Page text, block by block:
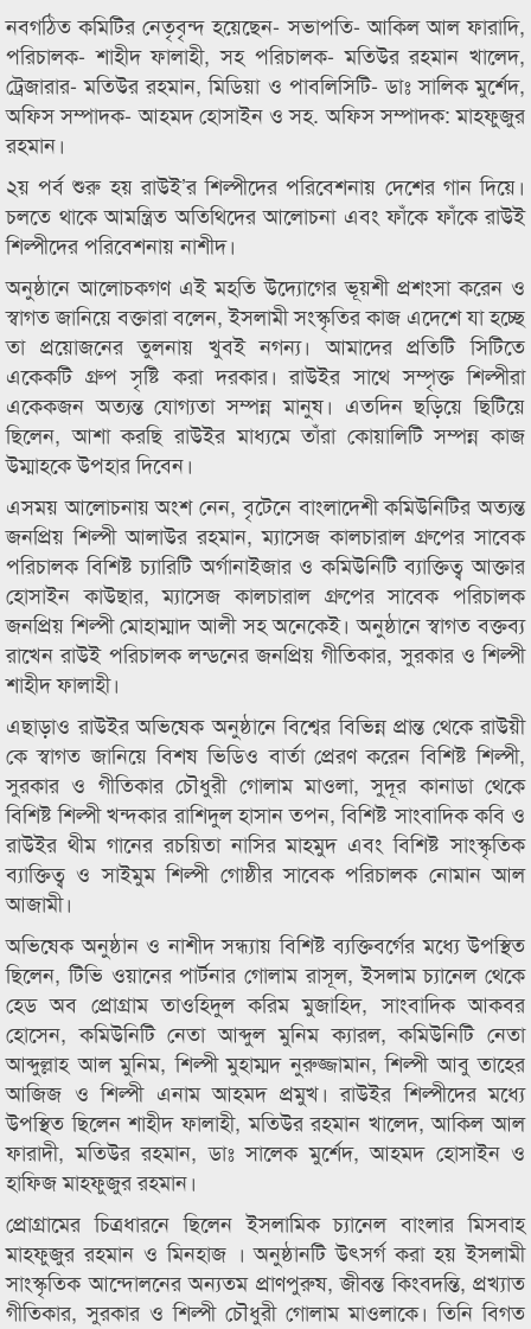
নবগঠিত কমিটির নেতৃবৃন্দ হয়েছেন- সভাপতি- আকিল আল ফারাদি,
পরিচালক- শাহীদ ফালাহী, সহ পরিচালক- মতিউর রহমান খালেদ,
ট্রেজারার- মতিউর রহমান, মিডিয়া ও পাবলিসিটি- ডাঃ সালিক মুর্শেদ,
অফিস সম্পাদক- আহমদ হোসাইন ও সহ. অফিস সম্পাদক: মাহফুজুর
রহমান।
২য় পর্ব শুরু হয় রাউই’র শিল্পীদের পরিবেশনায় দেশের গান দিয়ে।
চলতে থাকে আমন্ত্রিত অতিথিদের আলোচনা এবং ফাঁকে ফাঁকে রাউই
শিল্পীদের পরিবেশনায় নাশীদ।
অনুষ্ঠানে আলোচকগণ এই মহতি উদ্যোগের ভূয়শী প্রশংসা করেন ও
স্বাগত জানিয়ে বক্তারা বলেন, ইসলামী সংস্কৃতির কাজ এদেশে যা হচ্ছে
তা প্রয়োজনের তুলনায় খুবই নগন্য। আমাদের প্রতিটি সিটিতে
একেকটি গ্রুপ সৃষ্টি করা দরকার। রাউইর সাথে সম্পৃক্ত শিল্পীরা
একেকজন অত্যন্ত যোগ্যতা সম্পন্ন মানুষ। এতদিন ছড়িয়ে ছিটিয়ে
ছিলেন, আশা করছি রাউইর মাধ্যমে তাঁরা কোয়ালিটি সম্পন্ন কাজ
উম্মাহকে উপহার দিবেন।
এসময় আলোচনায় অংশ নেন, বৃটেনে বাংলাদেশী কমিউনিটির অত্যন্ত
জনপ্রিয় শিল্পী আলাউর রহমান, ম্যাসেজ কালচারাল গ্রুপের সাবেক
পরিচালক বিশিষ্ট চ্যারিটি অর্গানাইজার ও কমিউনিটি ব্যাক্তিত্ব আক্তার
হোসাইন কাউছার, ম্যাসেজ কালচারাল গ্রুপের সাবেক পরিচালক
জনপ্রিয় শিল্পী মোহাম্মাদ আলী সহ অনেকেই। অনুষ্ঠানে স্বাগত বক্তব্য
রাখেন রাউই পরিচালক লন্ডনের জনপ্রিয় গীতিকার, সুরকার ও শিল্পী
শাহীদ ফালাহী।
এছাড়াও রাউইর অভিষেক অনুষ্ঠানে বিশ্বের বিভিন্ন প্রান্ত থেকে রাউয়ী
কে স্বাগত জানিয়ে বিশষ ভিডিও বার্তা প্রেরণ করেন বিশিষ্ট শিল্পী,
সুরকার ও গীতিকার চৌধুরী গোলাম মাওলা, সুদূর কানাডা থেকে
বিশিষ্ট শিল্পী খন্দকার রাশিদুল হাসান তপন, বিশিষ্ট সাংবাদিক কবি ও
রাউইর থীম গানের রচয়িতা নাসির মাহমুদ এবং বিশিষ্ট সাংস্কৃতিক
ব্যাক্তিত্ব ও সাইমুম শিল্পী গোষ্ঠীর সাবেক পরিচালক নোমান আল
আজামী।
অভিষেক অনুষ্ঠান ও নাশীদ সন্ধ্যায় বিশিষ্ট ব্যক্তিবর্গের মধ্যে উপস্থিত
ছিলেন, টিভি ওয়ানের পার্টনার গোলাম রাসূল, ইসলাম চ্যানেল থেকে
হেড অব প্রোগ্রাম তাওহিদুল করিম মুজাহিদ, সাংবাদিক আকবর
হোসেন, কমিউনিটি নেতা আব্দুল মুনিম ক্যারল, কমিউনিটি নেতা
আব্দুল্লাহ আল মুনিম, শিল্পী মুহাম্মদ নুরুজ্জামান, শিল্পী আবু তাহের
আজিজ ও শিল্পী এনাম আহমদ প্রমুখ। রাউইর শিল্পীদের মধ্যে
উপস্থিত ছিলেন শাহীদ ফালাহী, মতিউর রহমান খালেদ, আকিল আল
ফারাদী, মতিউর রহমান, ডাঃ সালেক মুর্শেদ, আহমদ হোসাইন ও
হাফিজ মাহফুজুর রহমান।
প্রোগ্রামের চিত্রধারনে ছিলেন ইসলামিক চ্যানেল বাংলার মিসবাহ
মাহফুজুর রহমান ও মিনহাজ । অনুষ্ঠানটি উৎসর্গ করা হয় ইসলামী
সাংস্কৃতিক আন্দোলনের অন্যতম প্রাণপুরুষ, জীবন্ত কিংবদন্তি, প্রখ্যাত
গীতিকার, সুরকার ও শিল্পী চৌধুরী গোলাম মাওলাকে। তিনি বিগত